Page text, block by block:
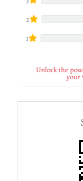
2
1
Unlock the
your